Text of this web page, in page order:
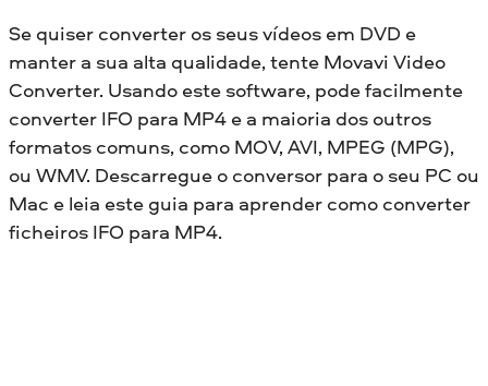
Se quiser converter os seus vídeos em DVD e
manter a sua alta qualidade, tente Movavi Video
Converter. Usando este software, pode facilmente
converter IFO para MP4 e a maioria dos outros
formatos comuns, como MOV, AVI, MPEG (MPG),
ou WMV. Descarregue o conversor para o seu PC ou
Mac e leia este guia para aprender como converter
ficheiros IFO para MP4.